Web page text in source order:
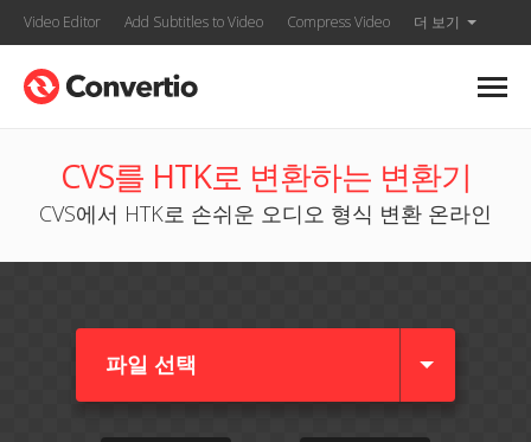
Video Editor Add Subtitles to Video Compress Video 더 보기
CVS를 HTK로 변환하는 변환기
CVS에서 HTK로 손쉬운 오디오 형식 변환 온라인
파일 선택